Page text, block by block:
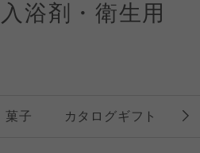
浴剤・衛生用
菓子 カタログギフト